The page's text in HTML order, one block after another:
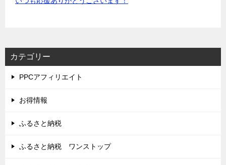
カテゴリー
PPCアフィリエイト
お得情報
ふるさと納税
ふるさと納税 ワンストップ